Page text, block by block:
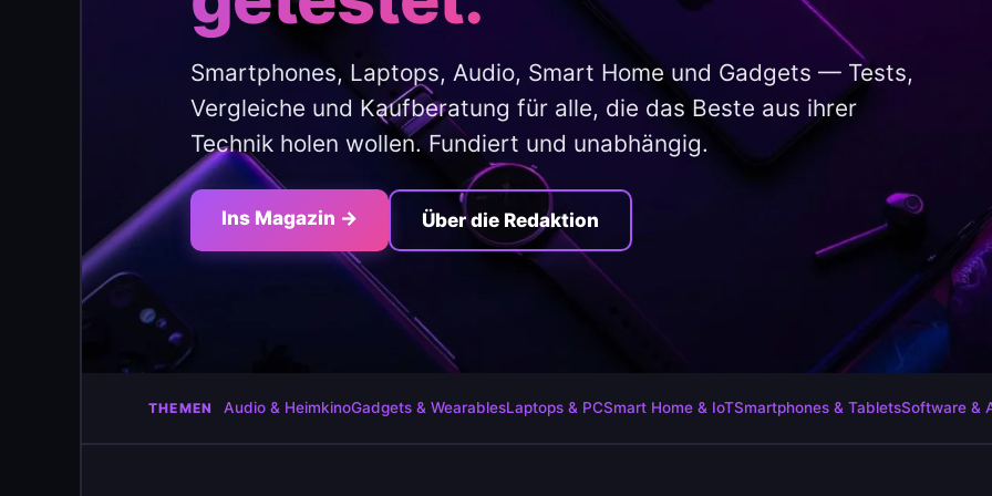
Smartphones, Laptops, Audio, Smart Home und Gadgets — Tests,
Vergleiche und Kaufberatung für alle, die das Beste aus ihrer
Technik holen wollen. Fundiert und unabhängig.
Ins Magazin → Über die Redaktion
THEMEN Audio & HeimkinoGadgets & WearablesLaptops & PCSmart Home & IoTSmartphones & TabletsSoftware &